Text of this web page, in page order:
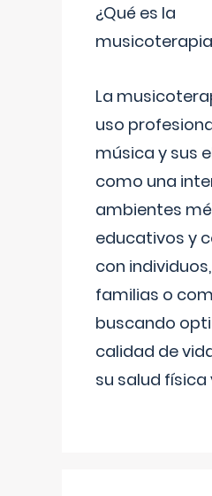
¿Qué es la
La
uso
música y sus
como una
ambientes
educativos y
con
familias o
buscando
calidad de
su salud física